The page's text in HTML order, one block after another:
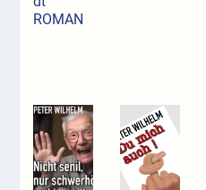
ROMAN